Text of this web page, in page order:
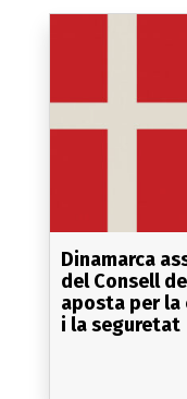
Dinamarca
del Consell
aposta per
i la seguretat